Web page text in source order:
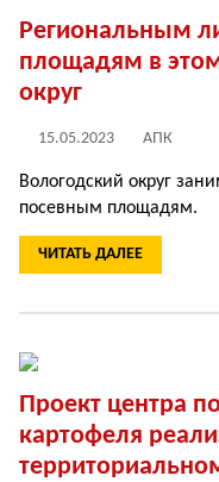
Региональным
площадям в
округ
15.05.2023 АПК
Вологодский округ
посевным площадям.
ЧИТАТЬ ДАЛЕЕ
Проект центра
картофеля